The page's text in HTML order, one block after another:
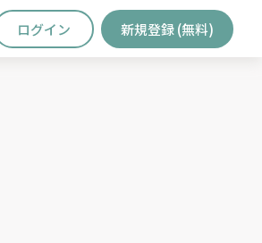
ログイン 新規登録 (無料)